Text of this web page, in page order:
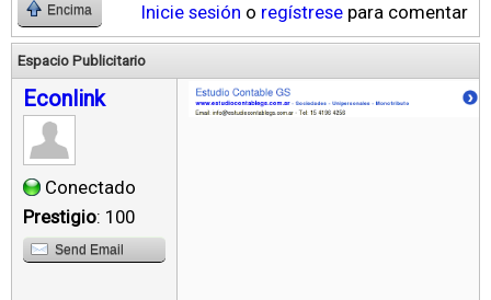
Encima Inicie sesión o regístrese para comentar
Espacio Publicitario
Econlink
Conectado
Prestigio: 100
Send Email